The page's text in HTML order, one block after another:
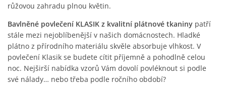
růžovou zahradu plnou květin.
Bavlněné povlečení KLASIK z kvalitní plátnové tkaniny patří
stále mezi nejoblíbenější v našich domácnostech. Hladké
plátno z přírodního materiálu skvěle absorbuje vlhkost. V
povlečení Klasik se budete cítit příjemně a pohodlně celou
noc. Nejširší nabídka vzorů Vám dovolí povléknout si podle
své nálady… nebo třeba podle ročního období?